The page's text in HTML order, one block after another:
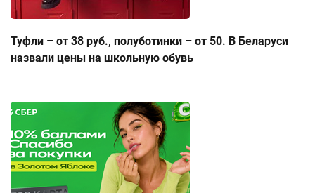
Туфли – от 38 руб., полуботинки – от 50. В Беларуси
назвали цены на школьную обувь